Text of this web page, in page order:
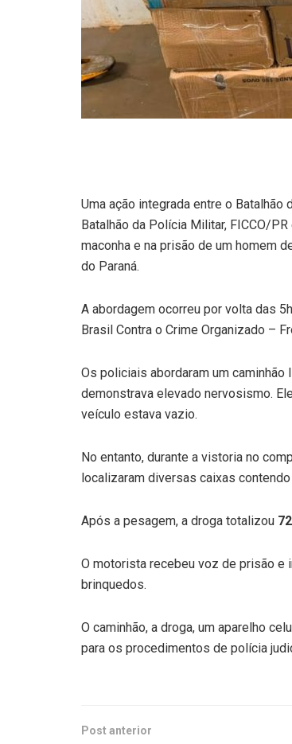
Uma ação integrada entre o Batalhão
Batalhão da Polícia Militar, FICCO/
maconha e na prisão de um homem
do Paraná.
A abordagem ocorreu por volta das
Brasil Contra o Crime Organizado –
Os policiais abordaram um
demonstrava elevado nervosismo.
veículo estava vazio.
No entanto, durante a vistoria no
localizaram diversas caixas
Após a pesagem, a droga totalizou
O motorista recebeu voz de prisão e
brinquedos.
O caminhão, a droga, um aparelho
para os procedimentos de polícia
Post anterior